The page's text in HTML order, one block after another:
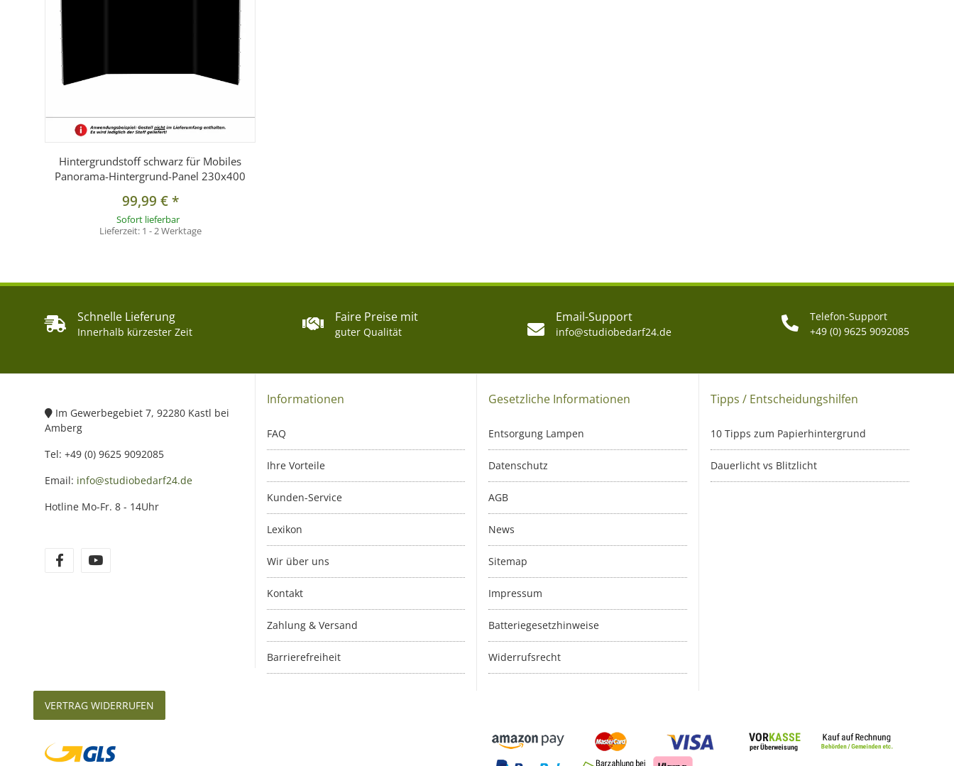
Hintergrundstoff schwarz für Mobiles
Panorama-Hintergrund-Panel 230x400
99,99 €*
Sofort lieferbar
Lieferzeit: 1 - 2 Werktage
Schnelle Lieferung
Innerhalb kürzester Zeit
Faire Preise mit
guter Qualität
Email-Support
info@studiobedarf24.de
Telefon-Support
+49 (0) 9625 9092085
Im Gewerbegebiet 7, 92280 Kastl bei
Amberg
Tel: +49 (0) 9625 9092085
Email: info@studiobedarf24.de
Hotline Mo-Fr. 8 - 14Uhr
Informationen
FAQ
Ihre Vorteile
Kunden-Service
Lexikon
Wir über uns
Kontakt
Zahlung & Versand
Barrierefreiheit
Gesetzliche Informationen
Entsorgung Lampen
Datenschutz
AGB
News
Sitemap
Impressum
Batteriegesetzhinweise
Widerrufsrecht
Tipps / Entscheidungshilfen
10 Tipps zum Papierhintergrund
Dauerlicht vs Blitzlicht
VERTRAG WIDERRUFEN